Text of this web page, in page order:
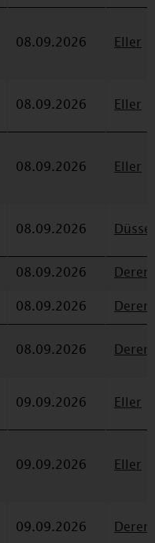
08.09.2026 Eller
08.09.2026 Eller
08.09.2026 Eller
08.09.2026
08.09.2026
08.09.2026
08.09.2026
09.09.2026 Eller
09.09.2026 Eller
09.09.2026